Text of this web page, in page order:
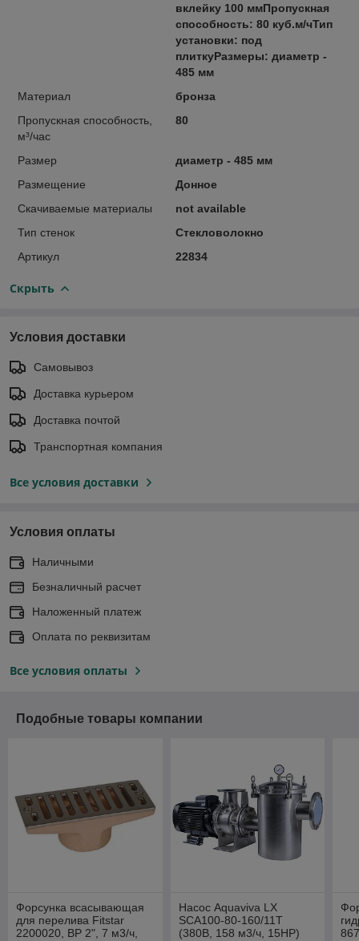
вклейку 100 ммПропускная
способность: 80 куб.м/чТип
установки: под
плиткуРазмеры: диаметр -
485 мм
Материал
бронза
Пропускная способность,
м³/час
80
Размер
диаметр - 485 мм
Размещение
Донное
Скачиваемые материалы
not available
Тип стенок
Стекловолокно
Артикул
22834
Скрыть
Условия доставки
Самовывоз
Доставка курьером
Доставка почтой
Транспортная компания
Все условия доставки
Условия оплаты
Наличными
Безналичный расчет
Наложенный платеж
Оплата по реквизитам
Все условия оплаты
Подобные товары компании
Форсунка всасывающая
для перелива Fitstar
2200020, ВР 2", 7 м3/ч,
Насос Aquaviva LX
SCA100-80-160/11T
(380В, 158 м3/ч, 15НР)